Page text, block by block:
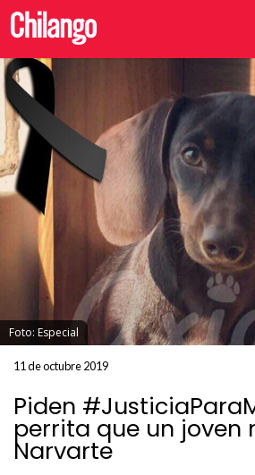
Foto: Especial
11 de octubre 2019
Piden
perrita que un joven
Narvarte